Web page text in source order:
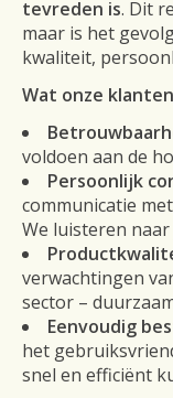
tevreden is. Dit
maar is het
kwaliteit,
Wat onze
voldoen aan de
Persoonlijk
communicatie
We luisteren
verwachtingen
sector –
Eenvoudig
het
snel en efficiënt